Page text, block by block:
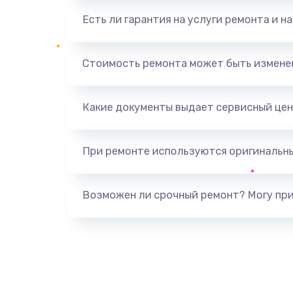
Есть ли гарантия на услуги ремонта и
Стоимость ремонта может быть
Какие документы выдает сервисный
При ремонте используются
Возможен ли срочный ремонт? Могу